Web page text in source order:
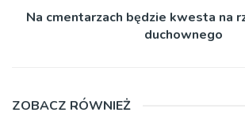
Na cmentarzach będzie kwesta na
duchownego
ZOBACZ RÓWNIEŻ